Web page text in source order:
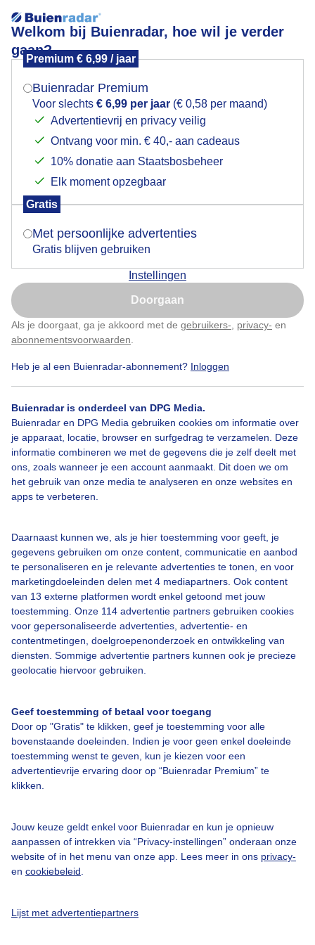
Welkom bij Buienradar, hoe wil je verder
gaan?
Premium € 6,99 / jaar
Buienradar Premium
Voor slechts € 6,99 per jaar (€ 0,58 per maand)
Advertentievrij en privacy veilig
Ontvang voor min. € 40,- aan cadeaus
10% donatie aan Staatsbosbeheer
Elk moment opzegbaar
Gratis
Met persoonlijke advertenties
Gratis blijven gebruiken
Instellingen
Doorgaan
Als je doorgaat, ga je akkoord met de gebruikers- privacy- en
abonnementsvoorwaarden
Heb je al een Buienradar-abonnement? Inloggen
Buienradar is onderdeel van DPG Media.
Buienradar en DPG Media gebruiken cookies om informatie over
je apparaat, locatie, browser en surfgedrag te verzamelen. Deze
informatie combineren we met de gegevens die je zelf deelt met
ons, zoals wanneer je een account aanmaakt. Dit doen we om
het gebruik van onze media te analyseren en onze websites en
apps te verbeteren.
Daarnaast kunnen we, als je hier toestemming voor geeft, je
gegevens gebruiken om onze content, communicatie en aanbod
te personaliseren en je relevante advertenties te tonen, en voor
marketingdoeleinden delen met 4 mediapartners. Ook content
van 13 externe platformen wordt enkel getoond met jouw
toestemming. Onze 114 advertentie partners gebruiken cookies
voor gepersonaliseerde advertenties, advertentie- en
contentmetingen, doelgroepenonderzoek en ontwikkeling van
diensten. Sommige advertentie partners kunnen ook je precieze
geolocatie hiervoor gebruiken.
Geef toestemming of betaal voor toegang
Door op "Gratis" te klikken, geef je toestemming voor alle
bovenstaande doeleinden. Indien je voor geen enkel doeleinde
toestemming wenst te geven, kun je kiezen voor een
advertentievrije ervaring door op “Buienradar Premium” te
klikken.
Jouw keuze geldt enkel voor Buienradar en kun je opnieuw
aanpassen of intrekken via “Privacy-instellingen” onderaan onze
website of in het menu van onze app. Lees meer in ons privacy-
en cookiebeleid
Lijst met advertentiepartners
Bewolkt
Door: Jolanda Bakker Gemaakt: 17-06-2026, 27x bekeken
Een moment geduld aub...
Over Buienradar
Bedrijfsgegevens
Veelgestelde vragen
Contact
Gebruikersvoorwaarden
Adverteren
Buienradar Team
Privacy beleid
Privacy instellingen
Gratis weerdata
Buienradar
Mogen we je locatie gebruiken voor het
Indien je hier nog geen akkoord op hebt gegeven,
verschijnt er zo een pop-up uit je browser waarin
Is goed, toon de popup
Nu niet, misschien later
Klik hierom dit aan te passen